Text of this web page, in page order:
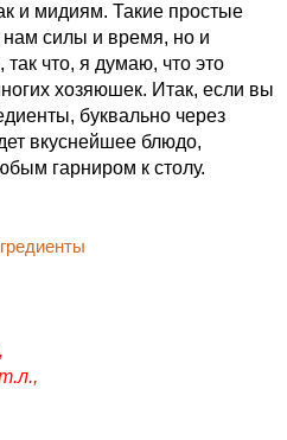
и мидиям. Такие простые
нам силы и время, но и
что, я думаю, что это
хозяюшек. Итак, если вы
буквально через
вкуснейшее блюдо,
гарниром к столу.